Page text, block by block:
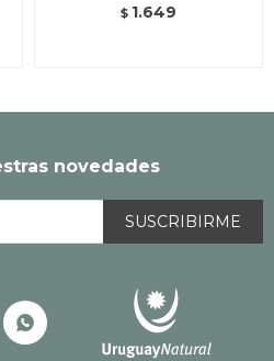
$ 1.649
novedades
SUSCRIBIRME
